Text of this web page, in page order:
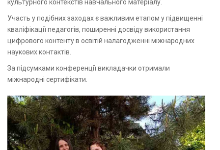
культурного контекстів навчального матеріалу.
Участь у подібних заходах є важливим етапом у підвищенні
кваліфікації педагогів, поширенні досвіду використання
цифрового контенту в освітій налагодженні міжнародних
наукових контактів.
За підсумками конференції викладачки отримали
міжнародні сертифікати.